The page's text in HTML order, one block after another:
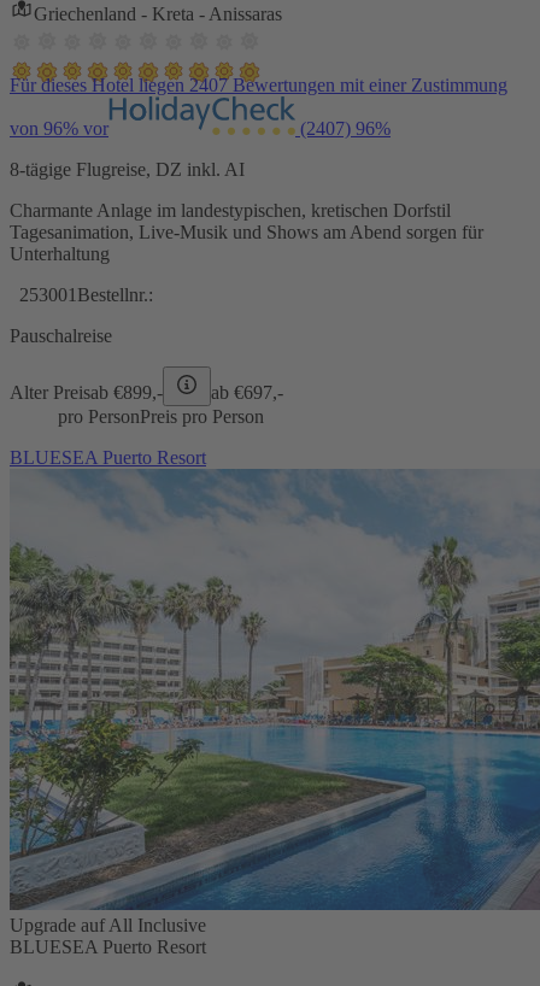
Griechenland - Kreta - Anissaras
Für dieses Hotel liegen 2407 Bewertungen mit einer Zustimmung
von 96% vor (2407) 96%
8-tägige Flugreise, DZ inkl. AI
Charmante Anlage im landestypischen, kretischen Dorfstil
Tagesanimation, Live-Musik und Shows am Abend sorgen für
Unterhaltung
253001 Bestellnr.:
Pauschalreise
Alter Preisab €899,- ab €697,-
pro PersonPreis pro Person
BLUESEA Puerto Resort
Upgrade auf All Inclusive
BLUESEA Puerto Resort